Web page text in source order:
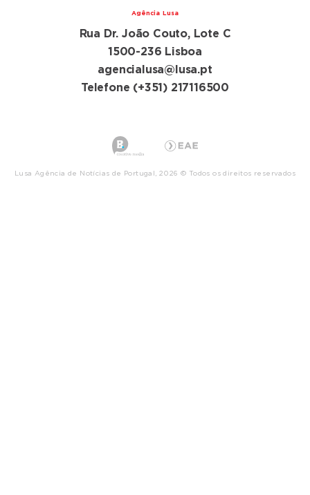
Agência Lusa
Rua Dr. João Couto, Lote C
1500-236 Lisboa
agencialusa@lusa.pt
Telefone (+351) 217116500
Lusa Agência de Notícias de Portugal, 2026 © Todos os direitos reservados